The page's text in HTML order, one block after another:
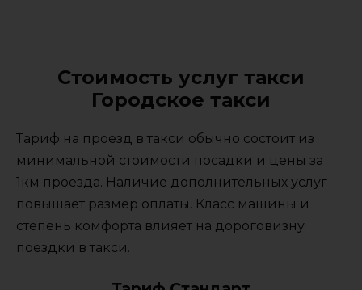
Стоимость услуг такси
Городское такси
Тариф на проезд в такси обычно состоит из
минимальной стоимости посадки и цены за
1км проезда. Наличие дополнительных услуг
повышает размер оплаты. Класс машины и
степень комфорта влияет на дороговизну
поездки в такси.